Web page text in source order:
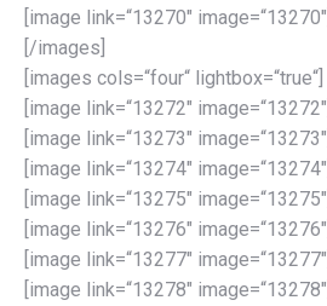
[image link=“13270″ image=“13270″]
[/images]
[images cols=“four“ lightbox=“true“]
[image link=“13272″ image=“13272″]
[image link=“13273″ image=“13273″]
[image link=“13274″ image=“13274″]
[image link=“13275″ image=“13275″]
[image link=“13276″ image=“13276″]
[image link=“13277″ image=“13277″]
[image link=“13278″ image=“13278″]